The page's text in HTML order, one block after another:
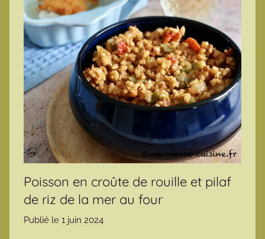
Poisson en croûte de rouille et pilaf
de riz de la mer au four
Publié le 1 juin 2024